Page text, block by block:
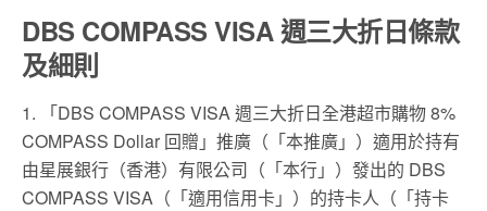
DBS COMPASS VISA 週三大折日條款
及細則
1. 「DBS COMPASS VISA 週三大折日全港超市購物 8%
COMPASS Dollar 回贈」推廣（「本推廣」）適用於持有
由星展銀行（香港）有限公司（「本行」）發出的 DBS
COMPASS VISA（「適用信用卡」）的持卡人（「持卡